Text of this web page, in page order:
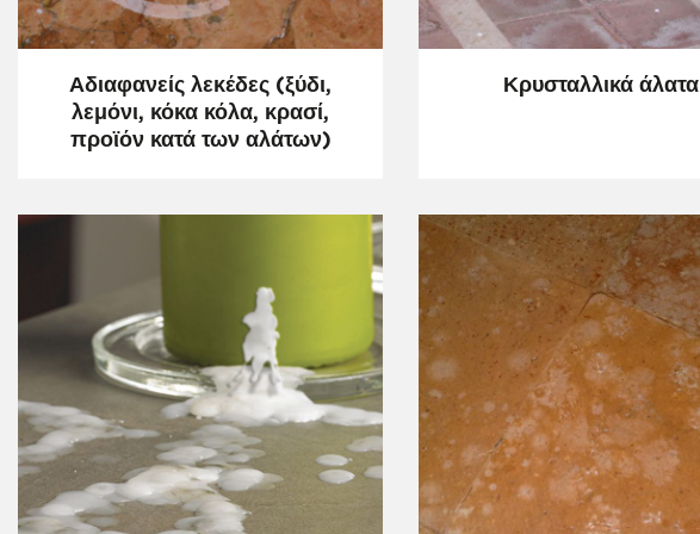
Αδιαφανείς λεκέδες (ξύδι,
λεμόνι, κόκα κόλα, κρασί,
προϊόν κατά των αλάτων)
Κρυσταλλικά άλατα
ΦΥΣΙΚΉ ΠΈΤΡΑ
COTTO, KLINKER ΚΑΙ ΤΟΎΒΛΟ